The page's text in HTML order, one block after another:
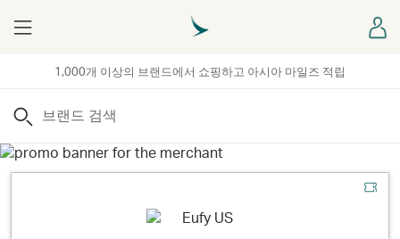
1,000개 이상의 브랜드에서 쇼핑하고 아시아 마일즈 적립
Menu
검색